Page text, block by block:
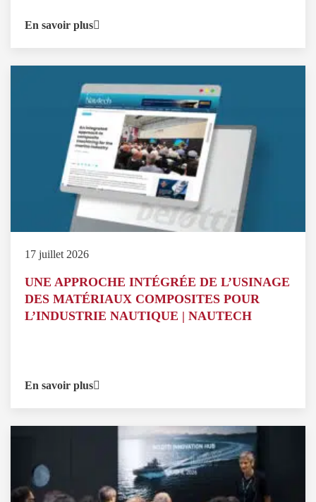
En savoir plus
17 juillet 2026
UNE APPROCHE INTÉGRÉE DE L’USINAGE
DES MATÉRIAUX COMPOSITES POUR
L’INDUSTRIE NAUTIQUE | NAUTECH
En savoir plus